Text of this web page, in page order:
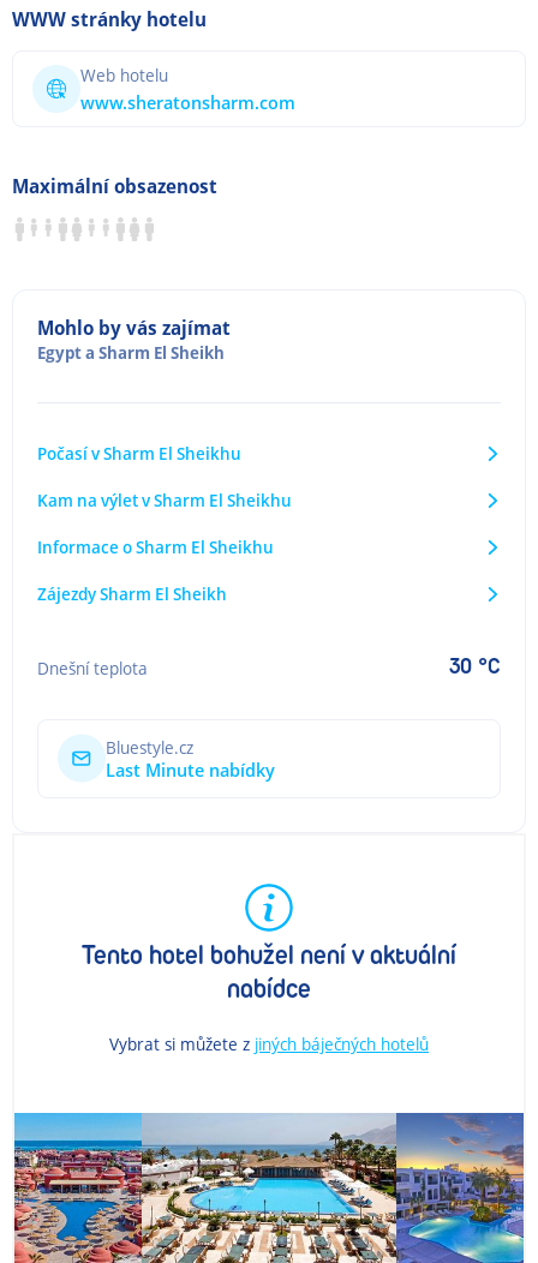
WWW stránky hotelu
Web hotelu
www.sheratonsharm.com
Maximální obsazenost
Mohlo by vás zajímat
Egypta Sharm El Sheikh
Počasí v Sharm El Sheikhu
Kam na výlet v Sharm El Sheikhu
Informace o Sharm El Sheikhu
Zájezdy Sharm El Sheikh
Dnešní teplota 30 °C
Bluestyle.cz
Last Minute nabídky
Tento hotel bohužel není v aktuální
nabídce
Vybrat si můžete z jiných báječných hotelů